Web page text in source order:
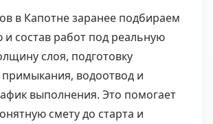
в Капотне заранее подбираем
и состав работ под реальную
слоя, подготовку
водоотвод и
выполнения. Это помогает
смету до старта и